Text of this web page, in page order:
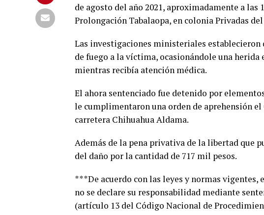
de agosto del año 2021, aproximadamente a las
Prolongación Tabalaopa, en colonia Privadas
Las investigaciones ministeriales establecieron
de fuego a la víctima, ocasionándole una
mientras recibía atención médica.
El ahora sentenciado fue detenido por
le cumplimentaron una orden de aprehensión
carretera Chihuahua Aldama.
Además de la pena privativa de la libertad que
del daño por la cantidad de 717 mil pesos.
***De acuerdo con las leyes y normas
no se declare su responsabilidad mediante
(artículo 13 del Código Nacional de